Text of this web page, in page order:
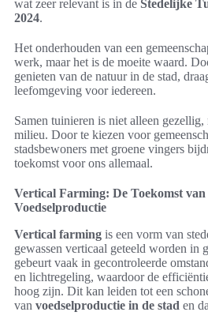
wat zeer relevant is in de Stedelijke
2024.
Het onderhouden van een
werk, maar het is de moeite waard.
genieten van de natuur in de stad,
leefomgeving voor iedereen.
Samen tuinieren is niet alleen
milieu. Door te kiezen voor
stadsbewoners met groene vingers
toekomst voor ons allemaal.
Vertical Farming: De Toekomst van
Voedselproductie
Vertical farming is een vorm van
gewassen verticaal geteeld worden in
gebeurt vaak in gecontroleerde
en lichtregeling, waardoor de
hoog zijn. Dit kan leiden tot een
van voedselproductie in de stad en